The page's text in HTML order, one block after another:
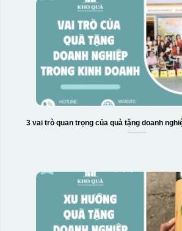
3 vai trò quan trọng của quà tặng doanh